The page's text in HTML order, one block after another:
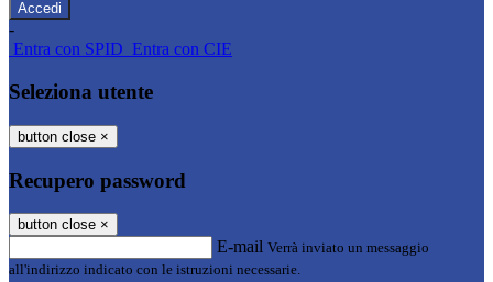
-
Entra con SPID Entra con CIE
Seleziona utente
button close ×
Recupero password
button close ×
E-mail Verrà inviato un messaggio
all'indirizzo indicato con le istruzioni necessarie.